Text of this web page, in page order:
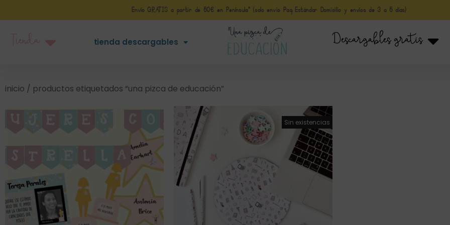
Envío GRATIS a partir de 50€ en Península* (solo envio Paq Estándar Domicilio y envíos de 3 a 5 días)
tienda descargables Descargables gratis
inicio / productos etiquetados “una pizca de educación”
¡Oferta!
Sin existencias